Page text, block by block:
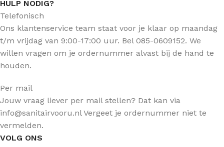
HULP NODIG?
Telefonisch
Ons klantenservice team staat voor je klaar op maandag
t/m vrijdag van 9:00-17:00 uur. Bel 085-0609152. We
willen vragen om je ordernummer alvast bij de hand te
houden.
Per mail
Jouw vraag liever per mail stellen? Dat kan via
info@sanitairvooru.nl Vergeet je ordernummer niet te
vermelden.
VOLG ONS